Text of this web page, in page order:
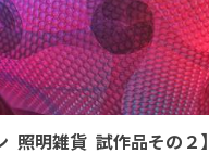
照明雑貨 試作品その２】